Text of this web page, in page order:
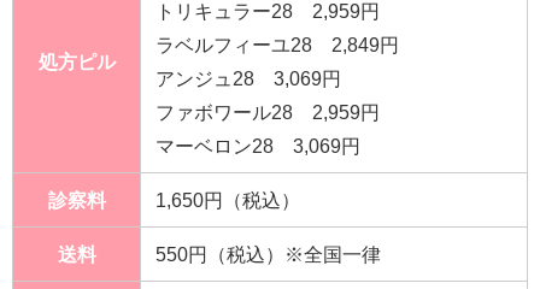
処方ピル
トリキュラー28 2,959円
ラベルフィーユ28 2,849円
アンジュ28 3,069円
ファボワール28 2,959円
マーベロン28 3,069円
診察料 1,650円（税込）
送料 550円（税込）※全国一律